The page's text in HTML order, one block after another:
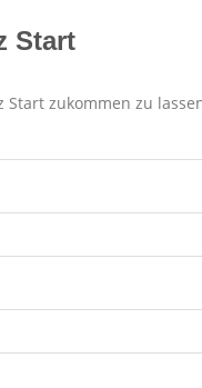
Start
zukommen zu